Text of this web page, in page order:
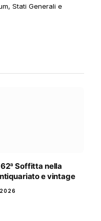
Stati Generali e
Soffitta nella
e vintage